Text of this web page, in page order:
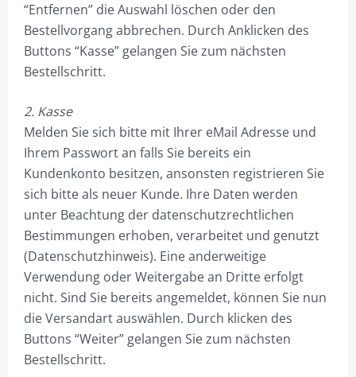
UMSATZ BRINGT ERFOLG!
KNOW HOW STÄRKT.
DEIN ONEMANOFFICE.
BUSINESS VS. TECHNIK.
SUCHE-PROFI.DE – INFO
PROJEKTIERUNG
SHOP NUR FÜR GEWERBETREIBENDE!
HILFE?/FAQ
MEIN KONTO
ANMELDEN
“Entfernen” die Auswahl löschen oder den
Bestellvorgang abbrechen. Durch Anklicken des
Buttons “Kasse” gelangen Sie zum nächsten
Bestellschritt.
2. Kasse
Melden Sie sich bitte mit Ihrer eMail Adresse und
Ihrem Passwort an falls Sie bereits ein
Kundenkonto besitzen, ansonsten registrieren Sie
sich bitte als neuer Kunde. Ihre Daten werden
unter Beachtung der datenschutzrechtlichen
Bestimmungen erhoben, verarbeitet und genutzt
(Datenschutzhinweis). Eine anderweitige
Verwendung oder Weitergabe an Dritte erfolgt
nicht. Sind Sie bereits angemeldet, können Sie nun
die Versandart auswählen. Durch klicken des
Buttons “Weiter” gelangen Sie zum nächsten
Bestellschritt.